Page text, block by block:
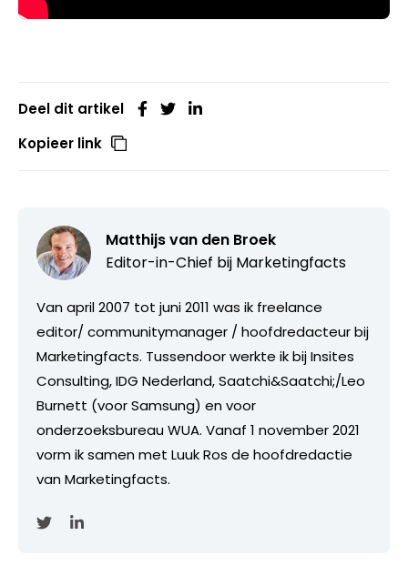
Deel dit artikel
Kopieer link
Matthijs van den Broek
Editor-in-Chief bij Marketingfacts
Van april 2007 tot juni 2011 was ik freelance
editor/ communitymanager / hoofdredacteur bij
Marketingfacts. Tussendoor werkte ik bij Insites
Consulting, IDG Nederland, Saatchi&Saatchi;/Leo
Burnett (voor Samsung) en voor
onderzoeksbureau WUA. Vanaf 1 november 2021
vorm ik samen met Luuk Ros de hoofdredactie
van Marketingfacts.